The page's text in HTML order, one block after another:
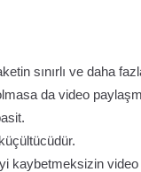
sınırlı ve daha
da video
kaybetmeksizin